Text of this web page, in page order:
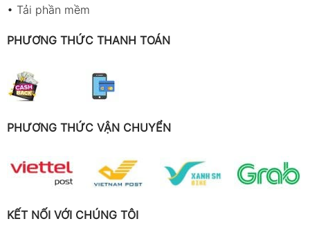
• Tải phần mềm
PHƯƠNG THỨC THANH TOÁN
PHƯƠNG THỨC VẬN CHUYỂN
KẾT NỐI VỚI CHÚNG TÔI